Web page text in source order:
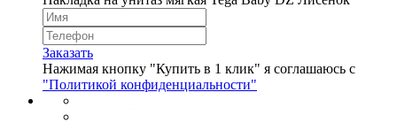
Заказать
Нажимая кнопку "Купить в 1 клик" я соглашаюсь с
"Политикой конфиденциальности"